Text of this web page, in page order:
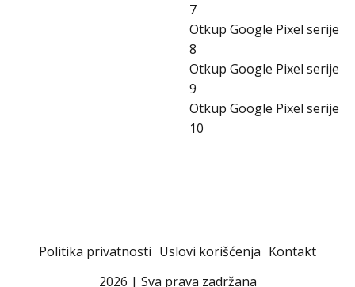
7
Otkup Google Pixel serije
8
Otkup Google Pixel serije
9
Otkup Google Pixel serije
10
Politika privatnosti Uslovi korišćenja Kontakt
2026 | Sva prava zadržana